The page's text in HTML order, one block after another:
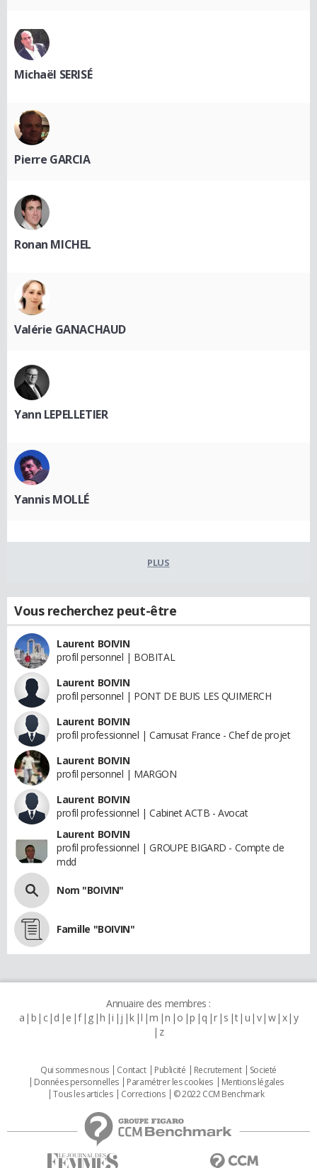
Michaël SERISÉ
Pierre GARCIA
Ronan MICHEL
Valérie GANACHAUD
Yann LEPELLETIER
Yannis MOLLÉ
PLUS
Vous recherchez peut-être
Laurent BOIVIN
profil personnel | BOBITAL
Laurent BOIVIN
profil personnel | PONT DE BUIS LES QUIMERCH
Laurent BOIVIN
profil professionnel | Camusat France - Chef de projet
Laurent BOIVIN
profil personnel | MARGON
Laurent BOIVIN
profil professionnel | Cabinet ACTB - Avocat
Laurent BOIVIN
profil professionnel | GROUPE BIGARD - Compte cle
mdd
Nom "BOIVIN"
Famille "BOIVIN"
Annuaire des membres :
a b c d e f g h i j k l m n o p q r s t u v w x y
z
Qui sommes nous Contact Publicité Recrutement
Societé
Données personnelles
Paramétrer les cookies
Mentions légales
Tous les articles
Corrections © 2022 CCM Benchmark